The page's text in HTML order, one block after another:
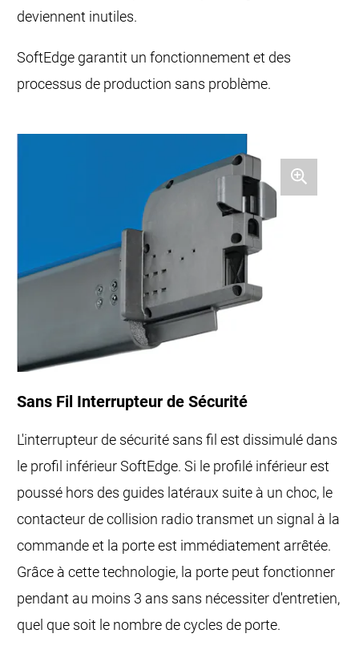
deviennent inutiles.
SoftEdge garantit un fonctionnement et des
processus de production sans problème.
Sans Fil Interrupteur de Sécurité
L'interrupteur de sécurité sans fil est dissimulé dans
le profil inférieur SoftEdge. Si le profilé inférieur est
poussé hors des guides latéraux suite à un choc, le
contacteur de collision radio transmet un signal à la
commande et la porte est immédiatement arrêtée.
Grâce à cette technologie, la porte peut fonctionner
pendant au moins 3 ans sans nécessiter d'entretien,
quel que soit le nombre de cycles de porte.